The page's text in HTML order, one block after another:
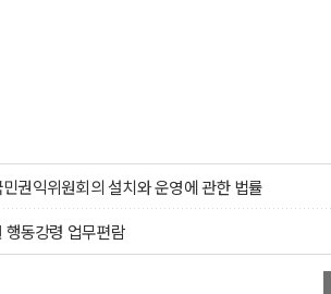
권익위원회의 설치와 운영에 관한 법률
행동강령 업무편람